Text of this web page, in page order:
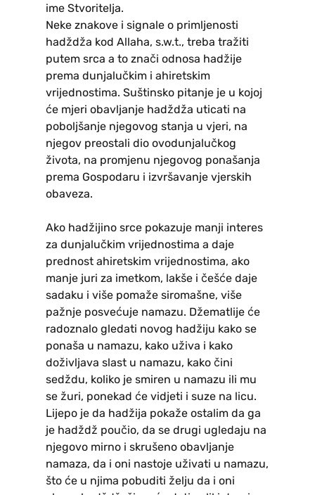
ime Stvoritelja.
Neke znakove i signale o primljenosti
hadždža kod Allaha, s.w.t., treba tražiti
putem srca a to znači odnosa hadžije
prema dunjalučkim i ahiretskim
vrijednostima. Suštinsko pitanje je u kojoj
će mjeri obavljanje hadždža uticati na
poboljšanje njegovog stanja u vjeri, na
njegov preostali dio ovodunjalučkog
života, na promjenu njegovog ponašanja
prema Gospodaru i izvršavanje vjerskih
obaveza.
Ako hadžijino srce pokazuje manji interes
za dunjalučkim vrijednostima a daje
prednost ahiretskim vrijednostima, ako
manje juri za imetkom, lakše i češće daje
sadaku i više pomaže siromašne, više
pažnje posvećuje namazu. Džematlije će
radoznalo gledati novog hadžiju kako se
ponaša u namazu, kako uživa i kako
doživljava slast u namazu, kako čini
sedždu, koliko je smiren u namazu ili mu
se žuri, ponekad će vidjeti i suze na licu.
Lijepo je da hadžija pokaže ostalim da ga
je hadždž poučio, da se drugi ugledaju na
njegovo mirno i skrušeno obavljanje
namaza, da i oni nastoje uživati u namazu,
što će u njima pobuditi želju da i oni